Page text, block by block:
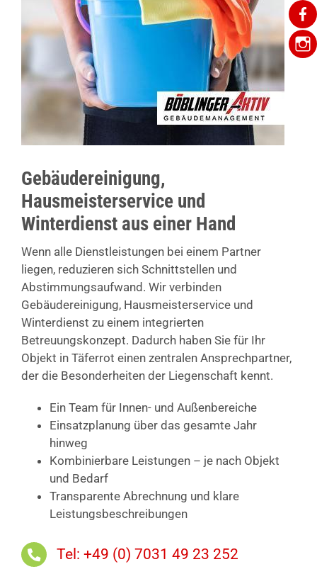
Gebäudereinigung,
Hausmeisterservice und
Winterdienst aus einer Hand
Wenn alle Dienstleistungen bei einem Partner
liegen, reduzieren sich Schnittstellen und
Abstimmungsaufwand. Wir verbinden
Gebäudereinigung, Hausmeisterservice und
Winterdienst zu einem integrierten
Betreuungskonzept. Dadurch haben Sie für Ihr
Objekt in Täferrot einen zentralen Ansprechpartner,
der die Besonderheiten der Liegenschaft kennt.
Ein Team für Innen- und Außenbereiche
Einsatzplanung über das gesamte Jahr
hinweg
Kombinierbare Leistungen – je nach Objekt
und Bedarf
Transparente Abrechnung und klare
Leistungsbeschreibungen
Tel: +49 (0) 7031 49 23 252